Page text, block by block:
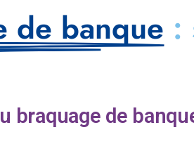
de banque :
braquage de